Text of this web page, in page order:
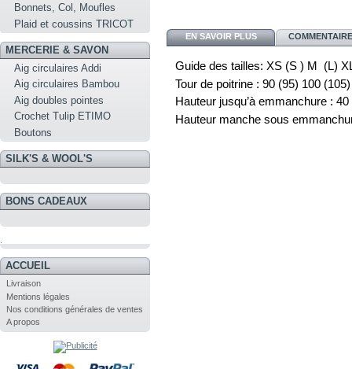
Bonnets, Col, Moufles
Plaid et coussins TRICOT
MERCERIE & SAVON
Aig circulaires Addi
Aig circulaires Bambou
Aig doubles pointes
Crochet Tulip ETIMO
Boutons
SILK'S & WOOL'S
BONS CADEAUX
ACCUEIL
Livraison
Mentions légales
Nos conditions générales de ventes
A propos
EN SAVOIR PLUS
Guide des tailles: XS (S ) M (L)
Tour de poitrine : 90 (95) 100
Hauteur jusqu’à emmanchure :
Hauteur manche sous